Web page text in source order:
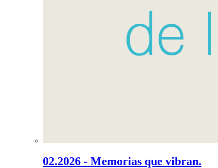
02.2026 - Memorias que vibran.